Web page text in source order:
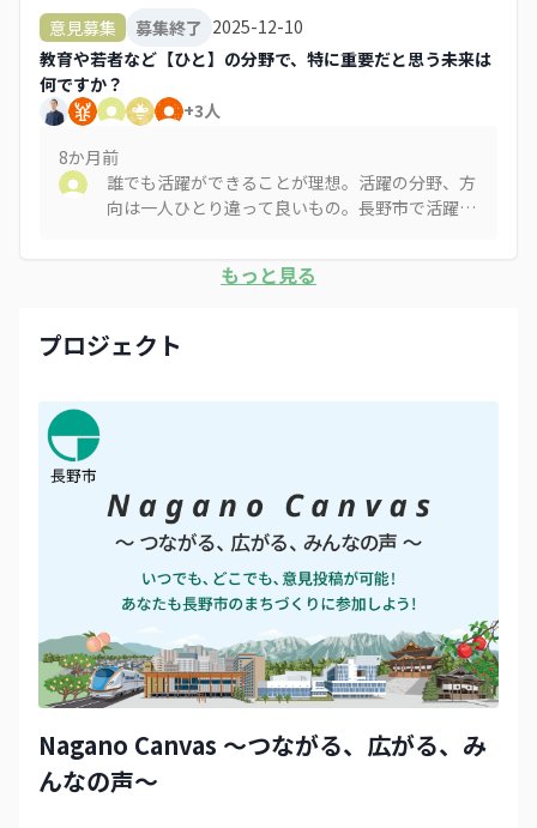
車場が直接見えないようにしたい。 長野市も表
参道にはデザインコードを設けて私有地だとして
も一定の指導をしてほしい（デザインコードに沿
った建物には補助金を出す） 3.インバウンド客
に向けて長野駅前の路地の魅力を発信したい。ま
意見募集 募集終了 2025-12-10
教育や若者など【ひと】の分野で、特に重要だと思う未来は
何ですか？
+3人
8か月前
誰でも活躍ができることが理想。活躍の分野、方
向は一人ひとり違って良いもの。長野市で活躍し
もっと見る
プロジェクト
Nagano Canvas 〜つながる、広がる、み
んなの声〜